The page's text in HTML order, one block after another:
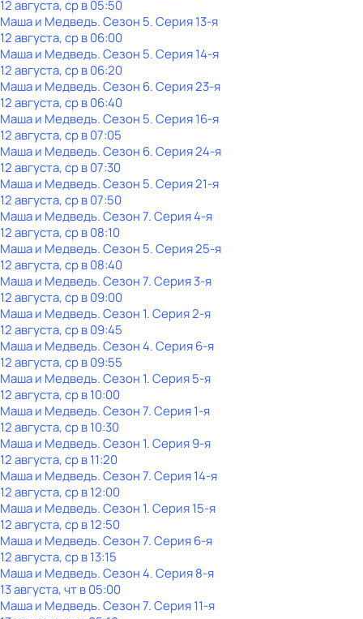
12 августа, ср в 05:50
Маша и Медведь. Сезон 5. Серия 13-я
12 августа, ср в 06:00
Маша и Медведь. Сезон 5. Серия 14-я
12 августа, ср в 06:20
Маша и Медведь. Сезон 6. Серия 23-я
12 августа, ср в 06:40
Маша и Медведь. Сезон 5. Серия 16-я
12 августа, ср в 07:05
Маша и Медведь. Сезон 6. Серия 24-я
12 августа, ср в 07:30
Маша и Медведь. Сезон 5. Серия 21-я
12 августа, ср в 07:50
Маша и Медведь. Сезон 7. Серия 4-я
12 августа, ср в 08:10
Маша и Медведь. Сезон 5. Серия 25-я
12 августа, ср в 08:40
Маша и Медведь. Сезон 7. Серия 3-я
12 августа, ср в 09:00
Маша и Медведь. Сезон 1. Серия 2-я
12 августа, ср в 09:45
Маша и Медведь. Сезон 4. Серия 6-я
12 августа, ср в 09:55
Маша и Медведь. Сезон 1. Серия 5-я
12 августа, ср в 10:00
Маша и Медведь. Сезон 7. Серия 1-я
12 августа, ср в 10:30
Маша и Медведь. Сезон 1. Серия 9-я
12 августа, ср в 11:20
Маша и Медведь. Сезон 7. Серия 14-я
12 августа, ср в 12:00
Маша и Медведь. Сезон 1. Серия 15-я
12 августа, ср в 12:50
Маша и Медведь. Сезон 7. Серия 6-я
12 августа, ср в 13:15
Маша и Медведь. Сезон 4. Серия 8-я
13 августа, чт в 05:00
Маша и Медведь. Сезон 7. Серия 11-я